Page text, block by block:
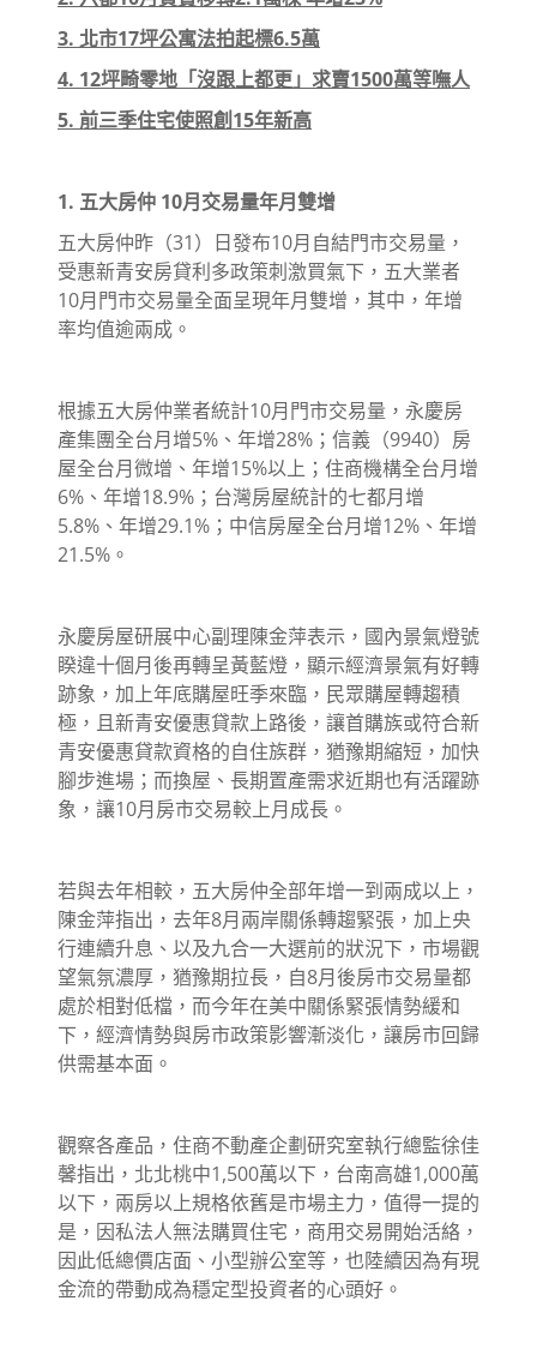
3. 北市17坪公寓法拍起標6.5萬
4. 12坪畸零地「沒跟上都更」求賣1500萬等嘸人
5. 前三季住宅使照創15年新高
1. 五大房仲 10月交易量年月雙增
五大房仲昨（31）日發布10月自結門市交易量，
受惠新青安房貸利多政策刺激買氣下，五大業者
10月門市交易量全面呈現年月雙增，其中，年增
率均值逾兩成。
根據五大房仲業者統計10月門市交易量，永慶房
產集團全台月增5%、年增28%；信義（9940）房
屋全台月微增、年增15%以上；住商機構全台月增
6%、年增18.9%；台灣房屋統計的七都月增
5.8%、年增29.1%；中信房屋全台月增12%、年增
21.5%。
永慶房屋研展中心副理陳金萍表示，國內景氣燈號
睽違十個月後再轉呈黃藍燈，顯示經濟景氣有好轉
跡象，加上年底購屋旺季來臨，民眾購屋轉趨積
極，且新青安優惠貸款上路後，讓首購族或符合新
青安優惠貸款資格的自住族群，猶豫期縮短，加快
腳步進場；而換屋、長期置產需求近期也有活躍跡
象，讓10月房市交易較上月成長。
若與去年相較，五大房仲全部年增一到兩成以上，
陳金萍指出，去年8月兩岸關係轉趨緊張，加上央
行連續升息、以及九合一大選前的狀況下，市場觀
望氣氛濃厚，猶豫期拉長，自8月後房市交易量都
處於相對低檔，而今年在美中關係緊張情勢緩和
下，經濟情勢與房市政策影響漸淡化，讓房市回歸
供需基本面。
觀察各產品，住商不動產企劃研究室執行總監徐佳
馨指出，北北桃中1,500萬以下，台南高雄1,000萬
以下，兩房以上規格依舊是市場主力，值得一提的
是，因私法人無法購買住宅，商用交易開始活絡，
因此低總價店面、小型辦公室等，也陸續因為有現
金流的帶動成為穩定型投資者的心頭好。